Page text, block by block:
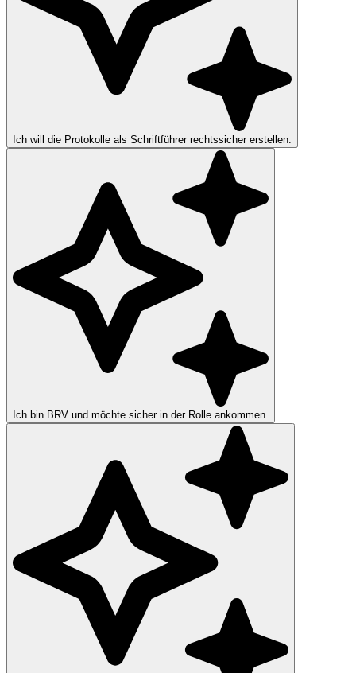
Ich will die Protokolle als Schriftführer rechtssicher erstellen.
Ich bin BRV und möchte sicher in der Rolle ankommen.